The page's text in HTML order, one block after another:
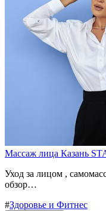
Массаж лица Казань
Уход за лицом ,
обзор…
#Здоровье и Фитнес